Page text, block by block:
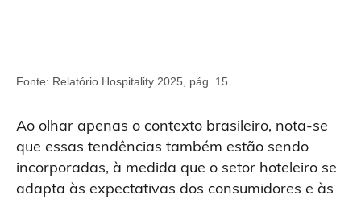
Fonte: Relatório Hospitality 2025, pág. 15
Ao olhar apenas o contexto brasileiro, nota-se
que essas tendências também estão sendo
incorporadas, à medida que o setor hoteleiro se
adapta às expectativas dos consumidores e às